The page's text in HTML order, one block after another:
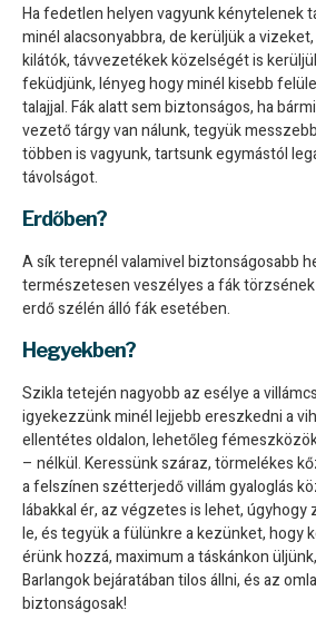
Ha fedetlen helyen vagyunk kénytelenek
minél alacsonyabbra, de kerüljük a
kilátók, távvezetékek közelségét is
feküdjünk, lényeg hogy minél kisebb
talajjal. Fák alatt sem biztonságos, ha
vezető tárgy van nálunk, tegyük
többen is vagyunk, tartsunk egymástól
távolságot.
Erdőben?
A sík terepnél valamivel biztonságosabb
természetesen veszélyes a fák
erdő szélén álló fák esetében.
Hegyekben?
Szikla tetején nagyobb az esélye a
igyekezzünk minél lejjebb ereszkedni a
ellentétes oldalon, lehetőleg
– nélkül. Keressünk száraz, törmelékes
a felszínen szétterjedő villám gyaloglás
lábakkal ér, az végzetes is lehet, úgyhogy
le, és tegyük a fülünkre a kezünket, hogy
érünk hozzá, maximum a táskánkon
Barlangok bejáratában tilos állni, és az
biztonságosak!